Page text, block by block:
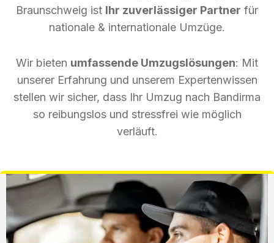
Braunschweig ist Ihr zuverlässiger Partner für
nationale & internationale Umzüge.
Wir bieten umfassende Umzugslösungen: Mit
unserer Erfahrung und unserem Expertenwissen
stellen wir sicher, dass Ihr Umzug nach Bandirma
so reibungslos und stressfrei wie möglich
verläuft.